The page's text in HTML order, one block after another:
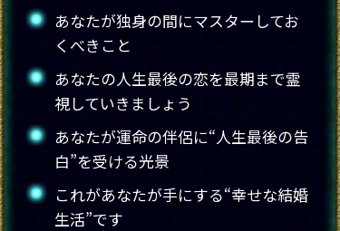
あなたが独身の間にマスターしてお
くべきこと
あなたの人生最後の恋を最期まで霊
視していきましょう
あなたが運命の伴侶に“人生最後の告
白”を受ける光景
これがあなたが手にする“幸せな結婚
生活”です